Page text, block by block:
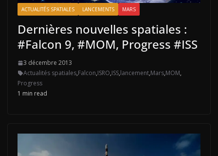
ACTUALITÉS SPATIALES LANCEMENTS MARS
Dernières nouvelles spatiales :
#Falcon 9, #MOM, Progress #ISS
3 décembre 2013
Actualités spatiales,Falcon,ISRO,ISS,lancement,Mars,MOM,
Progress
1 min read